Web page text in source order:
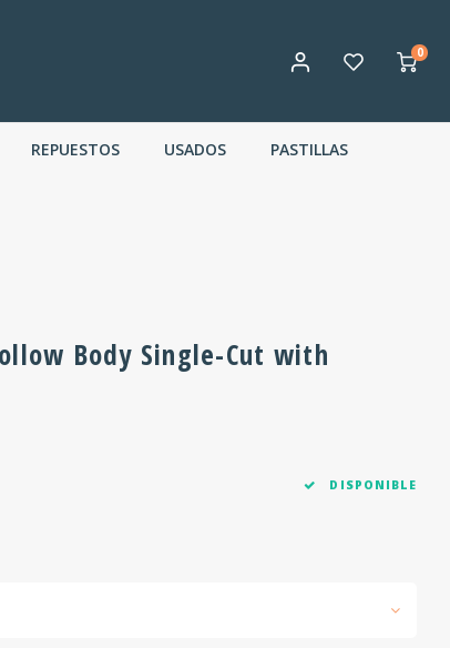
0
REPUESTOS USADOS PASTILLAS
Body Single-Cut with
DISPONIBLE